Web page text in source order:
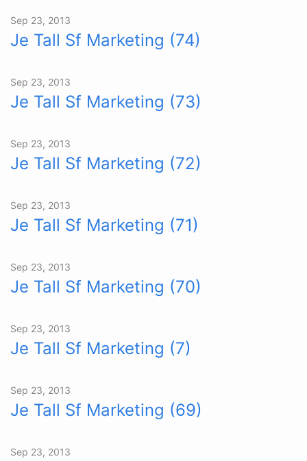
Sep 23, 2013
Je Tall Sf Marketing (74)
Sep 23, 2013
Je Tall Sf Marketing (73)
Sep 23, 2013
Je Tall Sf Marketing (72)
Sep 23, 2013
Je Tall Sf Marketing (71)
Sep 23, 2013
Je Tall Sf Marketing (70)
Sep 23, 2013
Je Tall Sf Marketing (7)
Sep 23, 2013
Je Tall Sf Marketing (69)
Sep 23, 2013